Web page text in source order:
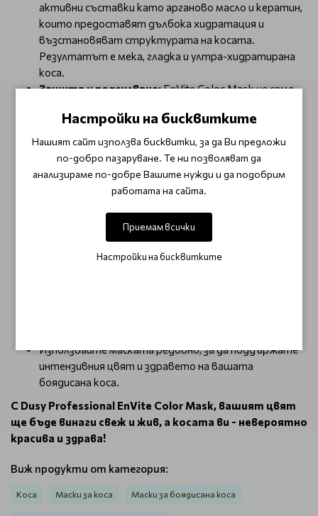
активни съставки като арганово масло и кератин,
които предоставят дълбока хидратация и
възстановяват структурата на косата.
Резултатът е мека, гладка и ултра-хидратирана
коса.
Защита и подсилване:EnVite Color Mask не само
но и укрепва и подсилва косъма, правейки го по-
устойчив на увреждания.
Изключителен блясък:Маската придава
изключителен блясък на косата ви, като я прави
невероятно жива и здрава.
Нанесете маската равномерно върху косата,
концентрирайки се върху дължините на косата.
Използвайте маската редовно, за да поддържате
интензивния цвят и здравето на вашата
боядисана коса.
С Dusy Professional EnVite Color Mask, вашият цвят
ще бъде винаги свеж и жив, а косата ви - невероятно
красива и здрава!
Виж продукти от категория:
Коса Маски за коса Маски за боядисана коса
Настройки на бисквитките
Нашият сайт използва бисквитки, за да Ви предложи
по-добро пазаруване. Те ни позволяват да
анализираме по-добре Вашите нужди и да подобрим
работата на сайта.
Приемам всички
Настройки на бисквитките